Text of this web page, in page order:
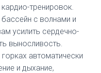
тренировок.
с волнами и
усилить сердечно-
выносливость.
автоматически
и дыхание,